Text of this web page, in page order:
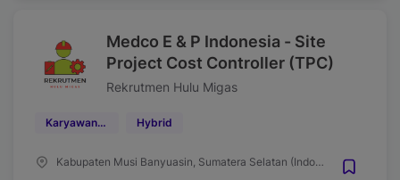
Medco E & P Indonesia - Site
Project Cost Controller (TPC)
Rekrutmen Hulu Migas
Karyawan Kontrak Hybrid
Kabupaten Musi Banyuasin, Sumatera Selatan (Indonesia)